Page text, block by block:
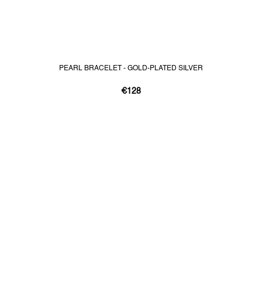
PEARL BRACELET - GOLD-PLATED SILVER
€128